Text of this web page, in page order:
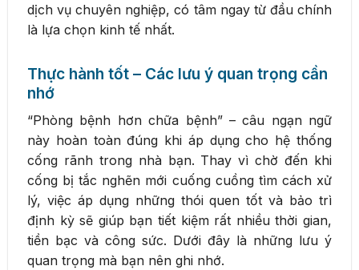
dịch vụ chuyên nghiệp, có tâm ngay từ đầu chính
là lựa chọn kinh tế nhất.
Thực hành tốt – Các lưu ý quan trọng cần
nhớ
“Phòng bệnh hơn chữa bệnh” – câu ngạn ngữ
này hoàn toàn đúng khi áp dụng cho hệ thống
cống rãnh trong nhà bạn. Thay vì chờ đến khi
cống bị tắc nghẽn mới cuống cuồng tìm cách xử
lý, việc áp dụng những thói quen tốt và bảo trì
định kỳ sẽ giúp bạn tiết kiệm rất nhiều thời gian,
tiền bạc và công sức. Dưới đây là những lưu ý
quan trọng mà bạn nên ghi nhớ.